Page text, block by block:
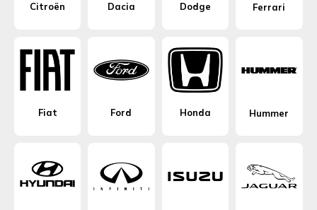
Citroën Dacia Dodge Ferrari
Fiat Ford Honda Hummer